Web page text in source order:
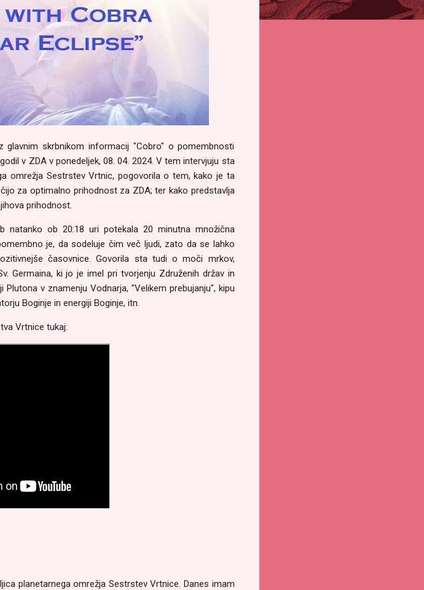
skrbnikom informacij "Cobro" o pomembnosti
v ZDA v ponedeljek, 08. 04. 2024. V tem intervjuju sta
omrežja Sestrstev Vrtnic, pogovorila o tem, kako je ta
za optimalno prihodnost za ZDA; ter kako predstavlja
prihodnost.
ob 20:18 uri potekala 20 minutna množična
je, da sodeluje čim več ljudi, zato da se lahko
časovnice. Govorila sta tudi o moči mrkov,
Germaina, ki jo je imel pri tvorjenju Združenih držav in
v znamenju Vodnarja, "Velikem prebujanju", kipu
Boginje in energiji Boginje, itn.
Vrtnice tukaj:
planetarnega omrežja Sestrstev Vrtnice. Danes imam